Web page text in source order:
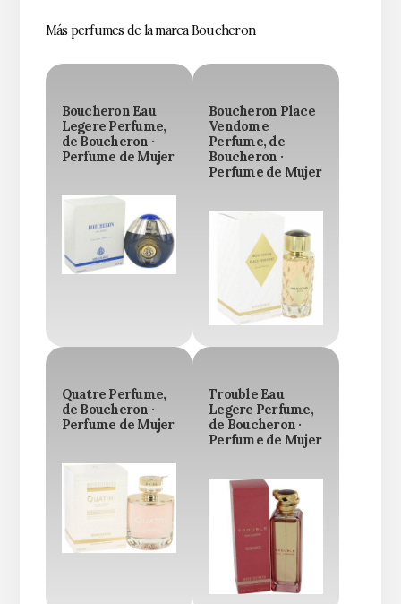
Más perfumes de la marca Boucheron
Boucheron Eau
Legere Perfume,
de Boucheron ·
Perfume de Mujer
Boucheron Place
Vendome
Perfume, de
Boucheron ·
Perfume de Mujer
Quatre Perfume,
de Boucheron ·
Perfume de Mujer
Trouble Eau
Legere Perfume,
de Boucheron ·
Perfume de Mujer